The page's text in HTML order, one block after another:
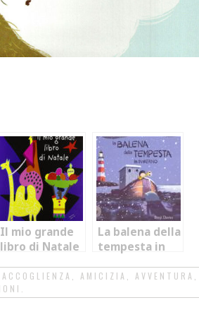
Il mio grande
libro di Natale
La balena della
tempesta in
ACCOGLIENZA AMICIZIA AVVENTURA